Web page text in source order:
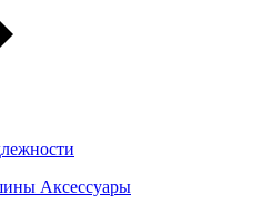
Аксессуары